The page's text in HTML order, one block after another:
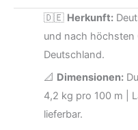
🇩🇪 Herkunft:
und nach höchsten
Deutschland.
📐 Dimensionen:
4,2 kg pro 100 m |
lieferbar.